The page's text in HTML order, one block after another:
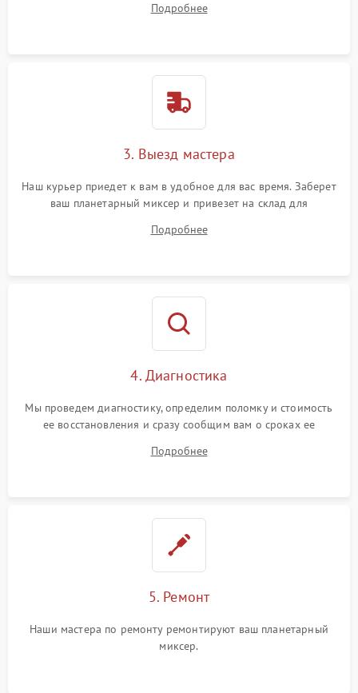
Подробнее
3. Выезд мастера
Наш курьер приедет к вам в удобное для вас время. Заберет
ваш планетарный миксер и привезет на склад для
Подробнее
4. Диагностика
Мы проведем диагностику, определим поломку и стоимость
ее восстановления и сразу сообщим вам о сроках ее
Подробнее
5. Ремонт
Наши мастера по ремонту ремонтируют ваш планетарный
миксер.